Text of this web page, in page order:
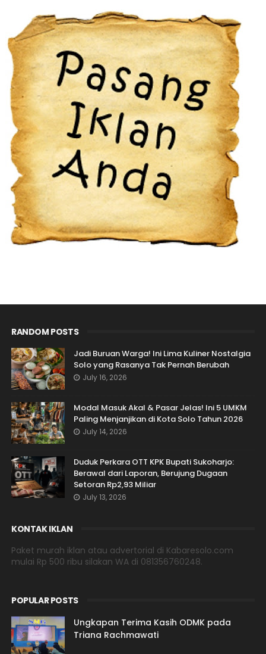
RANDOM POSTS
Jadi Buruan Warga! Ini Lima Kuliner Nostalgia
Solo yang Rasanya Tak Pernah Berubah
July 16, 2026
Modal Masuk Akal & Pasar Jelas! Ini 5 UMKM
Paling Menjanjikan di Kota Solo Tahun 2026
July 14, 2026
Duduk Perkara OTT KPK Bupati Sukoharjo:
Berawal dari Laporan, Berujung Dugaan
Setoran Rp2,93 Miliar
July 13, 2026
KONTAK IKLAN
Paket murah iklan atau advertorial di Kabaresolo.com
mulai Rp 500 ribu silakan WA di 081356760248.
POPULAR POSTS
Ungkapan Terima Kasih ODMK pada
Triana Rachmawati